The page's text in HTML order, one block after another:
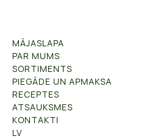
MĀJASLAPA
PAR MUMS
SORTIMENTS
PIEGĀDE UN APMAKSA
RECEPTES
ATSAUKSMES
KONTAKTI
LV